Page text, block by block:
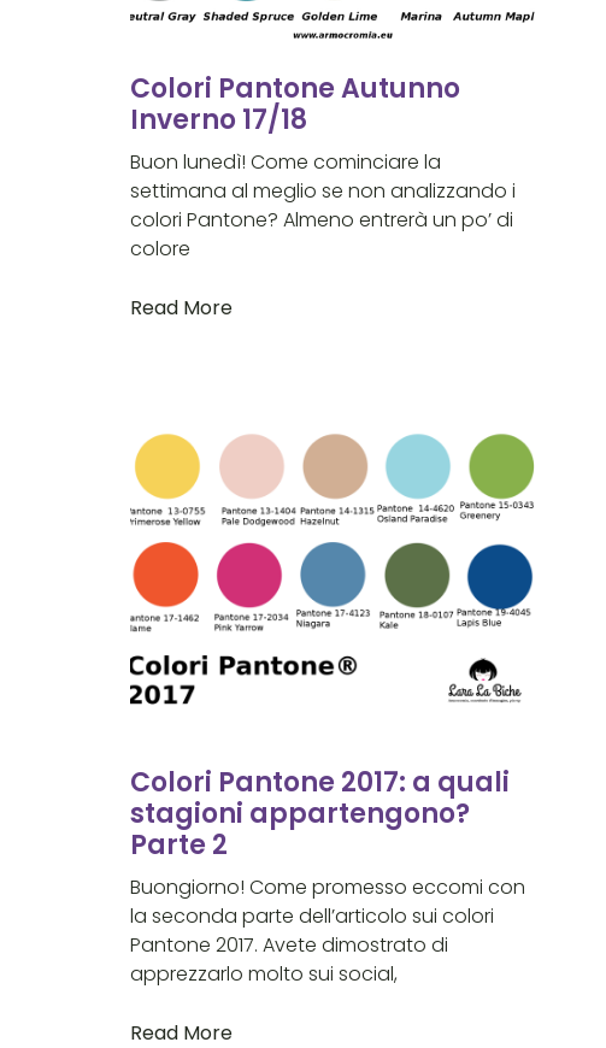
Colori Pantone Autunno
Inverno 17/18
Buon lunedì! Come cominciare la
settimana al meglio se non analizzando i
colori Pantone? Almeno entrerà un po’ di
colore
Read More
Colori Pantone 2017: a quali
stagioni appartengono?
Parte 2
Buongiorno! Come promesso eccomi con
la seconda parte dell’articolo sui colori
Pantone 2017. Avete dimostrato di
apprezzarlo molto sui social,
Read More